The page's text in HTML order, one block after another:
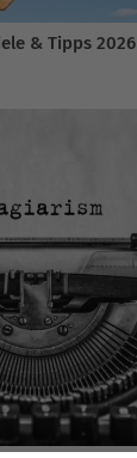
& Tipps 2026